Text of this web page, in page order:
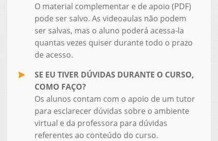
O material complementar e de apoio (PDF)
pode ser salvo. As videoaulas não podem
ser salvas, mas o aluno poderá acessa-la
quantas vezes quiser durante todo o prazo
de acesso.
SE EU TIVER DÚVIDAS DURANTE O CURSO,
COMO FAÇO?
Os alunos contam com o apoio de um tutor
para esclarecer dúvidas sobre o ambiente
virtual e da professora para dúvidas
referentes ao conteúdo do curso.